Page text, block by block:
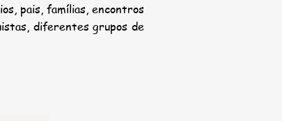
pais, famílias, encontros
diferentes grupos de